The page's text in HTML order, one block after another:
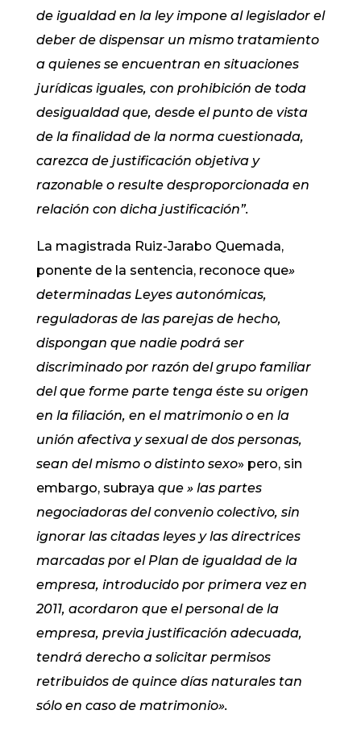
de igualdad en la ley impone al legislador el
deber de dispensar un mismo tratamiento
a quienes se encuentran en situaciones
jurídicas iguales, con prohibición de toda
desigualdad que, desde el punto de vista
de la finalidad de la norma cuestionada,
carezca de justificación objetiva y
razonable o resulte desproporcionada en
relación con dicha justificación”.
La magistrada Ruiz-Jarabo Quemada,
ponente de la sentencia, reconoce que»
determinadas Leyes autonómicas,
reguladoras de las parejas de hecho,
dispongan que nadie podrá ser
discriminado por razón del grupo familiar
del que forme parte tenga éste su origen
en la filiación, en el matrimonio o en la
unión afectiva y sexual de dos personas,
sean del mismo o distinto sexo» pero, sin
embargo, subraya que » las partes
negociadoras del convenio colectivo, sin
ignorar las citadas leyes y las directrices
marcadas por el Plan de igualdad de la
empresa, introducido por primera vez en
2011, acordaron que el personal de la
empresa, previa justificación adecuada,
tendrá derecho a solicitar permisos
retribuidos de quince días naturales tan
sólo en caso de matrimonio».